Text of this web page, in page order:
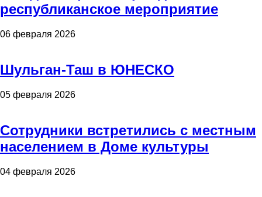
республиканское мероприятие
06 февраля 2026
Шульган-Таш в ЮНЕСКО
05 февраля 2026
Сотрудники встретились с местным
населением в Доме культуры
04 февраля 2026